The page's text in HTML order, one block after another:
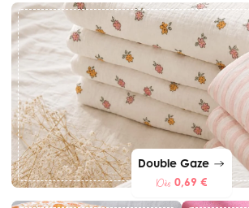
Double Gaze
Dès 0,69 €